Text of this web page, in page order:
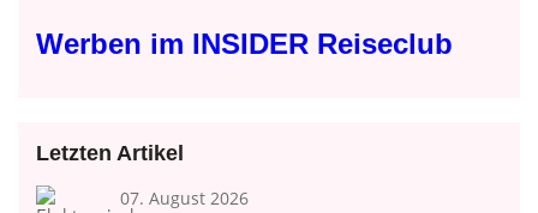
Werben im INSIDER Reiseclub
Letzten Artikel
07. August 2026